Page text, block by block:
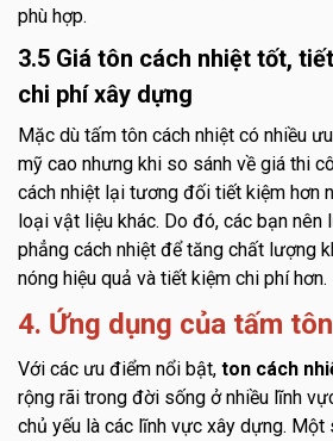
phù hợp.
3.5 Giá tôn cách nhiệt tốt,
chi phí xây dựng
Mặc dù tấm tôn cách nhiệt có nhiều
mỹ cao nhưng khi so sánh về giá thi
cách nhiệt lại tương đối tiết kiệm hơn
loại vật liệu khác. Do đó, các bạn nên
phẳng cách nhiệt để tăng chất lượng
nóng hiệu quả và tiết kiệm chi phí hơn.
4. Ứng dụng của tấm
Với các ưu điểm nổi bật, ton cách
rộng rãi trong đời sống ở nhiều lĩnh
chủ yếu là các lĩnh vực xây dựng.